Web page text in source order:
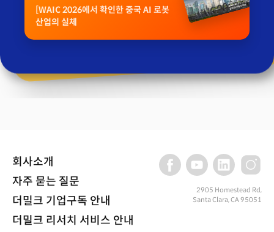
[WAIC 2026에서 확인한 중국 AI 로봇
산업의 실체
회사소개
자주 묻는 질문
더밀크 기업구독 안내
더밀크 리서치 서비스 안내
2905 Homestead Rd,
Santa Clara, CA 95051